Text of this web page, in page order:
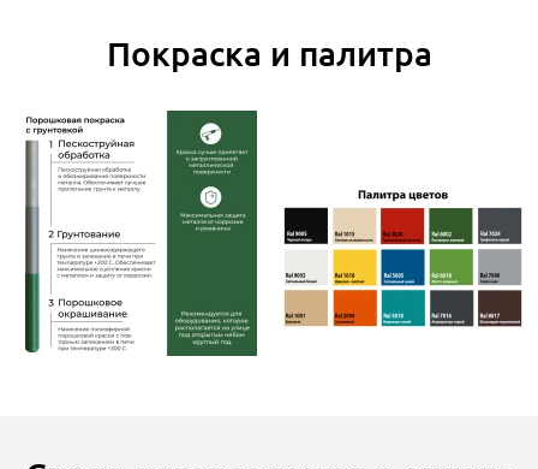
Покраска и палитра